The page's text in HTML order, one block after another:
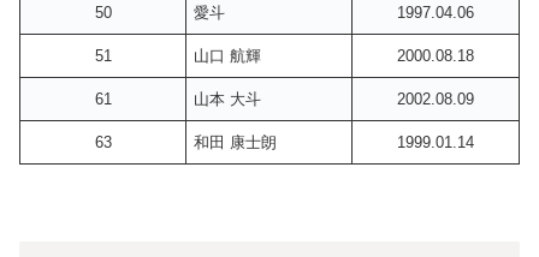
50 愛斗 1997.04.06
51 山口 航輝 2000.08.18
61 山本 大斗 2002.08.09
63 和田 康士朗 1999.01.14